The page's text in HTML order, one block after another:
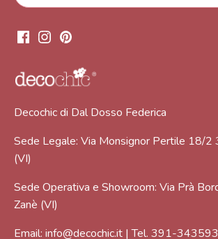
Decochic di Dal Dosso Federica
Sede Legale: Via Monsignor Pertile 18/2
(VI)
Sede Operativa e Showroom: Via Prà
Zanè (VI)
Email: info@decochic.it | Tel. 391-